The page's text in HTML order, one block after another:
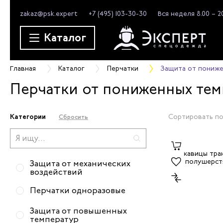
zakaz@psk.expert +7 (495) 103-30-30 Вся неделя 8.00 –
Каталог
Главная Каталог Перчатки Защита от
Перчатки от пониженных
Категории Сбросить
Перчатки трикотажные
Защита от пониженных
Рукавицы, вачеги
Защита от механических
воздействий
Перчатки одноразовые
Защита от повышенных
температур
Сортировать